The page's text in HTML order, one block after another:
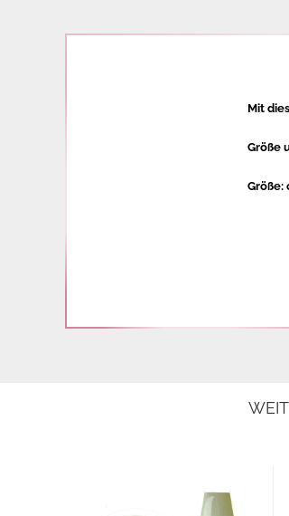
Mit
Größe
Größe: